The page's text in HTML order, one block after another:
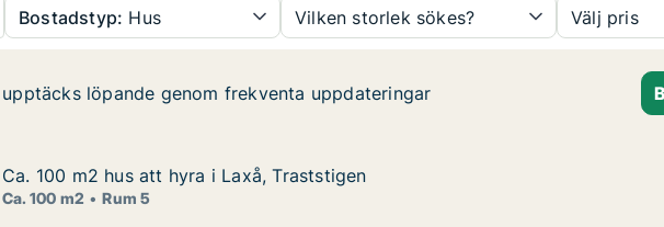
Bostadstyp: Hus Vilken storlek sökes? Välj pris
löpande genom frekventa uppdateringar
Traststigen
hus att hyra i Laxå, Traststigen
Ca. 100 m2 hus att hyra i Laxå, Traststigen
Ca. 100 m2 hus att hyra i Laxå, Traststigen
Ca. 100 m2 Rum 5